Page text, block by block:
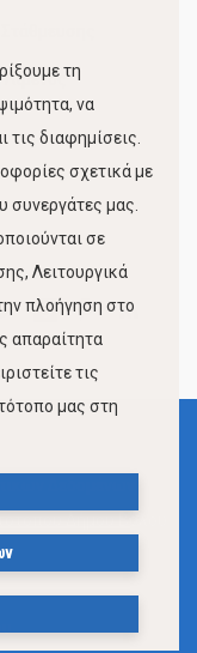
Λιμένος
Δεδομένων
τη
να
διαφημίσεις.
σχετικά με
συνεργάτες μας.
σε
Λειτουργικά
πλοήγηση στο
απαραίτητα
τις
μας στη